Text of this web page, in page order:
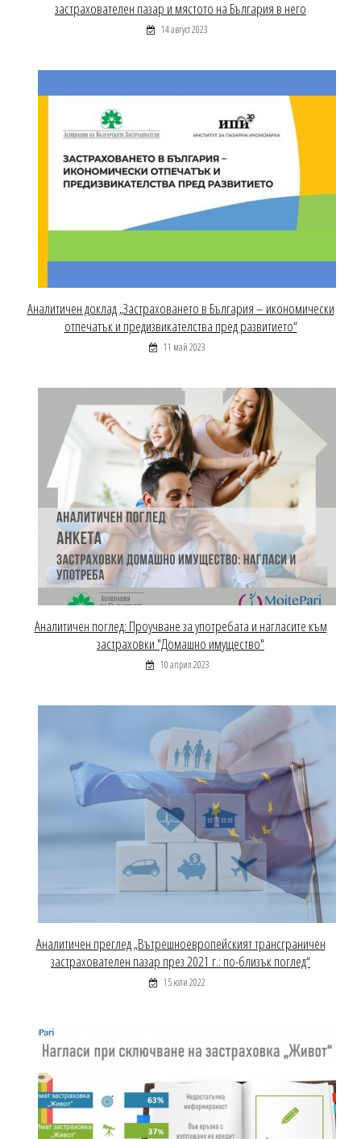
застрахователен пазар и мястото на България в него
14 август 2023
Аналитичен доклад „Застраховането в България – икономически
отпечатък и предизвикателства пред развитието“
11 май 2023
Аналитичен поглед: Проучване за употребата и нагласите към
застраховки "Домашно имущество"
10 април 2023
Аналитичен преглед „Вътрешноевропейският трансграничен
застрахователен пазар през 2021 г.: по-близък поглед“
15 юли 2022